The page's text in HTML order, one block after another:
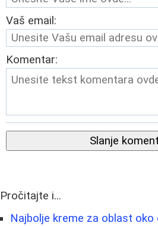
Vaš email:
Komentar:
Slanje
Pročitajte i...
Najbolje kreme za oblast oko